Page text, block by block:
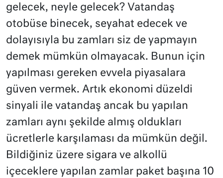
gelecek, neyle gelecek? Vatandaş
otobüse binecek, seyahat edecek ve
dolayısıyla bu zamları siz de yapmayın
demek mümkün olmayacak. Bunun için
yapılması gereken evvela piyasalara
güven vermek. Artık ekonomi düzeldi
sinyali ile vatandaş ancak bu yapılan
zamları aynı şekilde almış oldukları
ücretlerle karşılaması da mümkün değil.
Bildiğiniz üzere sigara ve alkollü
içeceklere yapılan zamlar paket başına 10